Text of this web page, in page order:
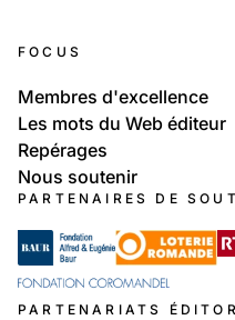
FOCUS
Membres d'excellence
Les mots du Web éditeur
Repérages
Nous soutenir
PARTENAIRES DE
PARTENARIATS